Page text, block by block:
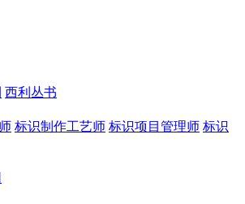
西利丛书
标识制作工艺师 标识项目管理师 标识